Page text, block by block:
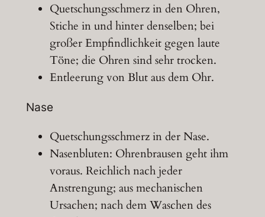
Quetschungsschmerz in den Ohren,
Stiche in und hinter denselben; bei
großer Empfindlichkeit gegen laute
Töne; die Ohren sind sehr trocken.
Entleerung von Blut aus dem Ohr.
Nase
Quetschungsschmerz in der Nase.
Nasenbluten: Ohrenbrausen geht ihm
voraus. Reichlich nach jeder
Anstrengung; aus mechanischen
Ursachen; nach dem Waschen des